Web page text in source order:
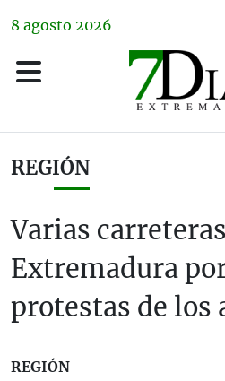
8 agosto 2026
REGIÓN
Varias
Extremadura
protestas de los
REGIÓN